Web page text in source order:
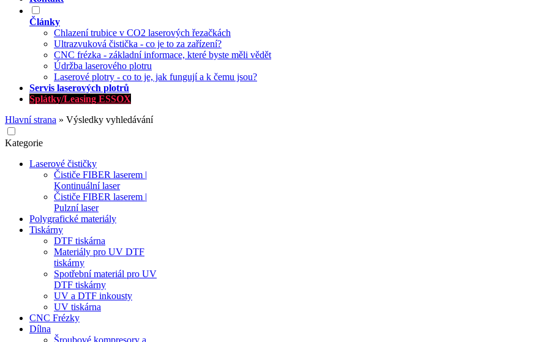
Články
Chlazení trubice v CO2 laserových řezačkách
Ultrazvuková čistička - co je to za zařízení?
CNC frézka - základní informace, které byste měli vědět
Údržba laserového plotru
Laserové plotry - co to je, jak fungují a k čemu jsou?
Servis laserových plotrů
Splátky/Leasing ESSOX
Hlavní strana » Výsledky vyhledávání
Kategorie
Laserové čističky
Čističe FIBER laserem |
Kontinuální laser
Čističe FIBER laserem |
Pulzní laser
Polygrafické materiály
Tiskárny
DTF tiskárna
Materiály pro UV DTF
tiskárny
Spotřební materiál pro UV
DTF tiskárny
UV a DTF inkousty
UV tiskárna
CNC Frézky
Dílna
Šroubové kompresory a